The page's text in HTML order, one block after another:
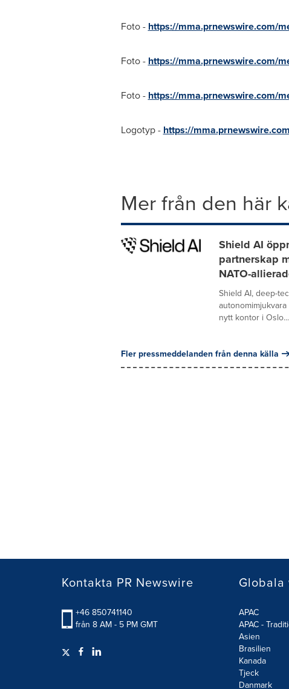
Foto - https://mma.prnewswire.com/
Foto - https://mma.prnewswire.com/
Foto - https://mma.prnewswire.com/
Logotyp - https://
Mer från den här
Shield AI
partnerskap
NATO-
Shield AI, deep-
nytt kontor i Oslo...
Fler pressmeddelanden från denna källa
Kontakta PR Newswire
+46 850741140
från 8 AM - 5 PM GMT
APAC
APAC -
Asien
Brasilien
Kanada
Tjeck
Danmark